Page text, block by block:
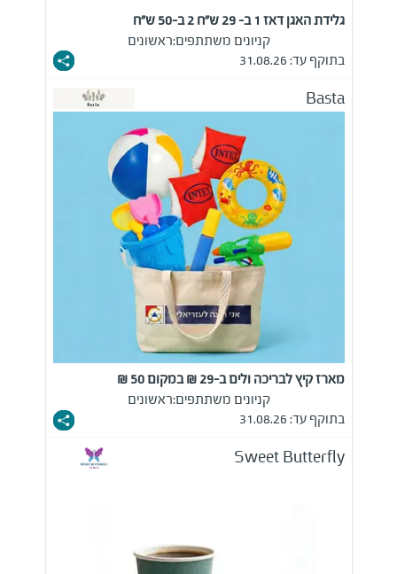
גלידת האגן דאז 1 ב- 29 ש"ח 2 ב-50 ש"ח
קניונים משתתפים:ראשונים
בתוקף עד: 31.08.26
Basta
מארז קיץ לבריכה ולים ב-29 ₪ במקום 50 ₪
קניונים משתתפים:ראשונים
בתוקף עד: 31.08.26
Sweet Butterfly